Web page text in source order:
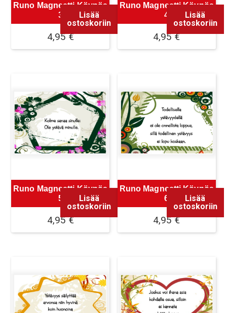
Runo Magneetti Köynös
3
4,95€
Lisää
ostoskoriin
Runo Magneetti Köynös
4
4,95€
Lisää
ostoskoriin
Runo Magneetti Köynös
5
4,95€
Lisää
ostoskoriin
Runo Magneetti Köynös
6
4,95€
Lisää
ostoskoriin